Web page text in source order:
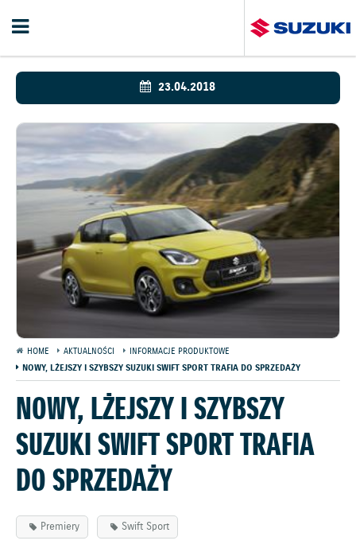
23.04.2018
HOME AKTUALNOŚCI
INFORMACJE PRODUKTOWE
NOWY, LŻEJSZY I SZYBSZY SUZUKI SWIFT SPORT TRAFIA DO SPRZEDAŻY
NOWY, LŻEJSZY I SZYBSZY
SUZUKI SWIFT SPORT TRAFIA
DO SPRZEDAŻY
Premiery Swift Sport